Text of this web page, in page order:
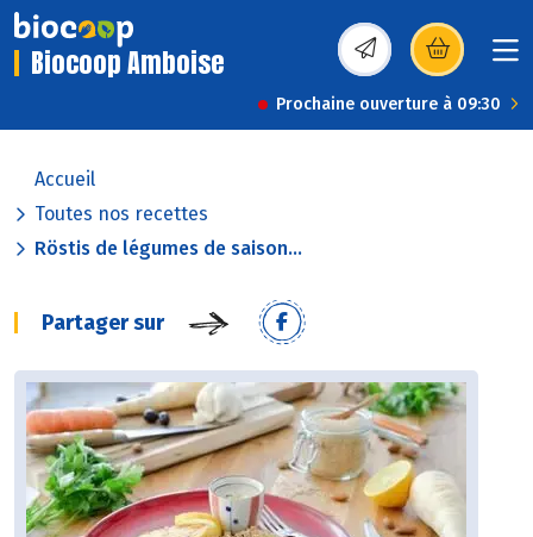
Biocoop Amboise (s’ouvre dans une
Prochaine ouverture à 09:30
Accueil
Toutes nos recettes
Röstis de légumes de saison...
Partager sur